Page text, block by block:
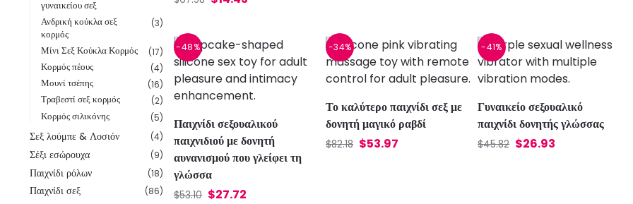
-48%
Παιχνίδι σεξουαλικού
παιχνιδιού με δονητή
αυνανισμού που γλείφει τη
γλώσσα
$53.10 $27.72
-34%
Το καλύτερο παιχνίδι σεξ με
δονητή μαγικό ραβδί
$82.18 $53.97
-41%
Γυναικείο σεξουαλικό
παιχνίδι δονητής γλώσσας
$45.82 $26.93
γυναικείου σεξ
Ανδρική κούκλα σεξ
κορμός
(3)
Μίνι Σεξ Κούκλα Κορμός (17)
Κορμός πέους (4)
Μουνί τσέπης (16)
Τραβεστί σεξ κορμός (2)
Κορμός σιλικόνης (5)
Σεξ λούμπε & Λοσιόν (4)
Σέξι εσώρουχα (9)
Παιχνίδι ρόλων (18)
Παιχνίδι σεξ (86)